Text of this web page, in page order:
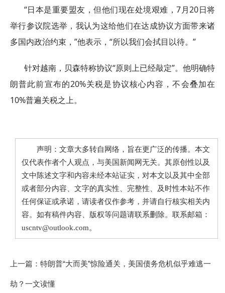
“日本是重要盟友，但他们现在处境艰难，7月20日将
举行参议院选举，我认为这给他们在达成协议方面带来诸
多国内政治约束，”他表示，“所以我们会拭目以待。”
针对越南，贝森特称协议“原则上已经敲定”。他明确特
朗普此前宣布的20%关税是协议核心内容，不会叠加在
10%普遍关税之上。
声明：文章大多转自网络，旨在更广泛的传播。本文
仅代表作者个人观点，与美国新闻网无关。其原创性以及
文中陈述文字和内容未经本站证实，对本文以及其中全部
或者部分内容、文字的真实性、完整性、及时性本站不作
任何保证或承诺，请读者仅作参考，并请自行核实相关内
容。如有稿件内容、版权等问题请联系删除。联系邮箱：
uscntv@outlook.com。
上一篇： 特朗普“大而美”惊险通关，美国债务危机似乎难逃一
劫？一文读懂